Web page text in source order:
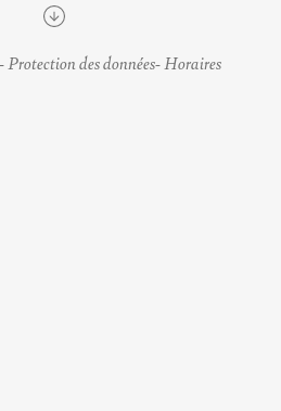
Voir plus
Protection des données Horaires